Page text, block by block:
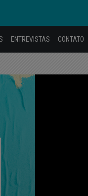
ENTREVISTAS CONTATO